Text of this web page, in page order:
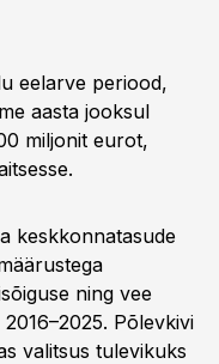
eelarve periood,
aasta jooksul
miljonit eurot,
keskkonnatasude
ning vee
Põlevkivi
valitsus tulevikuks